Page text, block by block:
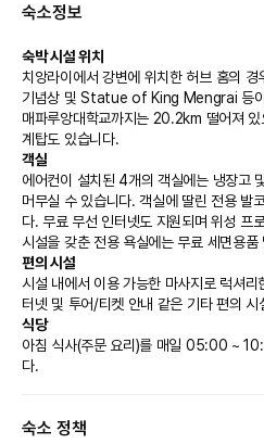
숙소정보
숙박 시설 위치
치앙라이에서 강변에 위치한 허브 홈의
기념상 및 Statue of King Mengrai 등이
매파루앙대학교까지는 20.2km 떨어져
계탑도 있습니다.
객실
에어컨이 설치된 4개의 객실에는 냉장고
머무실 수 있습니다. 객실에 딸린 전용 발
다. 무료 무선 인터넷도 지원되며 위성 프
시설을 갖춘 전용 욕실에는 무료 세면용
편의 시설
시설 내에서 이용 가능한 마사지로 럭셔
터넷 및 투어/티켓 안내 같은 기타 편의
식당
아침 식사(주문 요리)를 매일 05:00 ~
다.
스, 짐 보관 등이 있습니다. 고객께서는 별
숙소 정책